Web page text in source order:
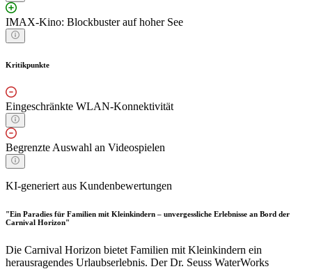
IMAX-Kino: Blockbuster auf hoher See
Kritikpunkte
Eingeschränkte WLAN-Konnektivität
Begrenzte Auswahl an Videospielen
KI-generiert aus Kundenbewertungen
"Ein Paradies für Familien mit Kleinkindern – unvergessliche Erlebnisse an Bord der
Carnival Horizon"
Die Carnival Horizon bietet Familien mit Kleinkindern ein
herausragendes Urlaubserlebnis. Der Dr. Seuss WaterWorks